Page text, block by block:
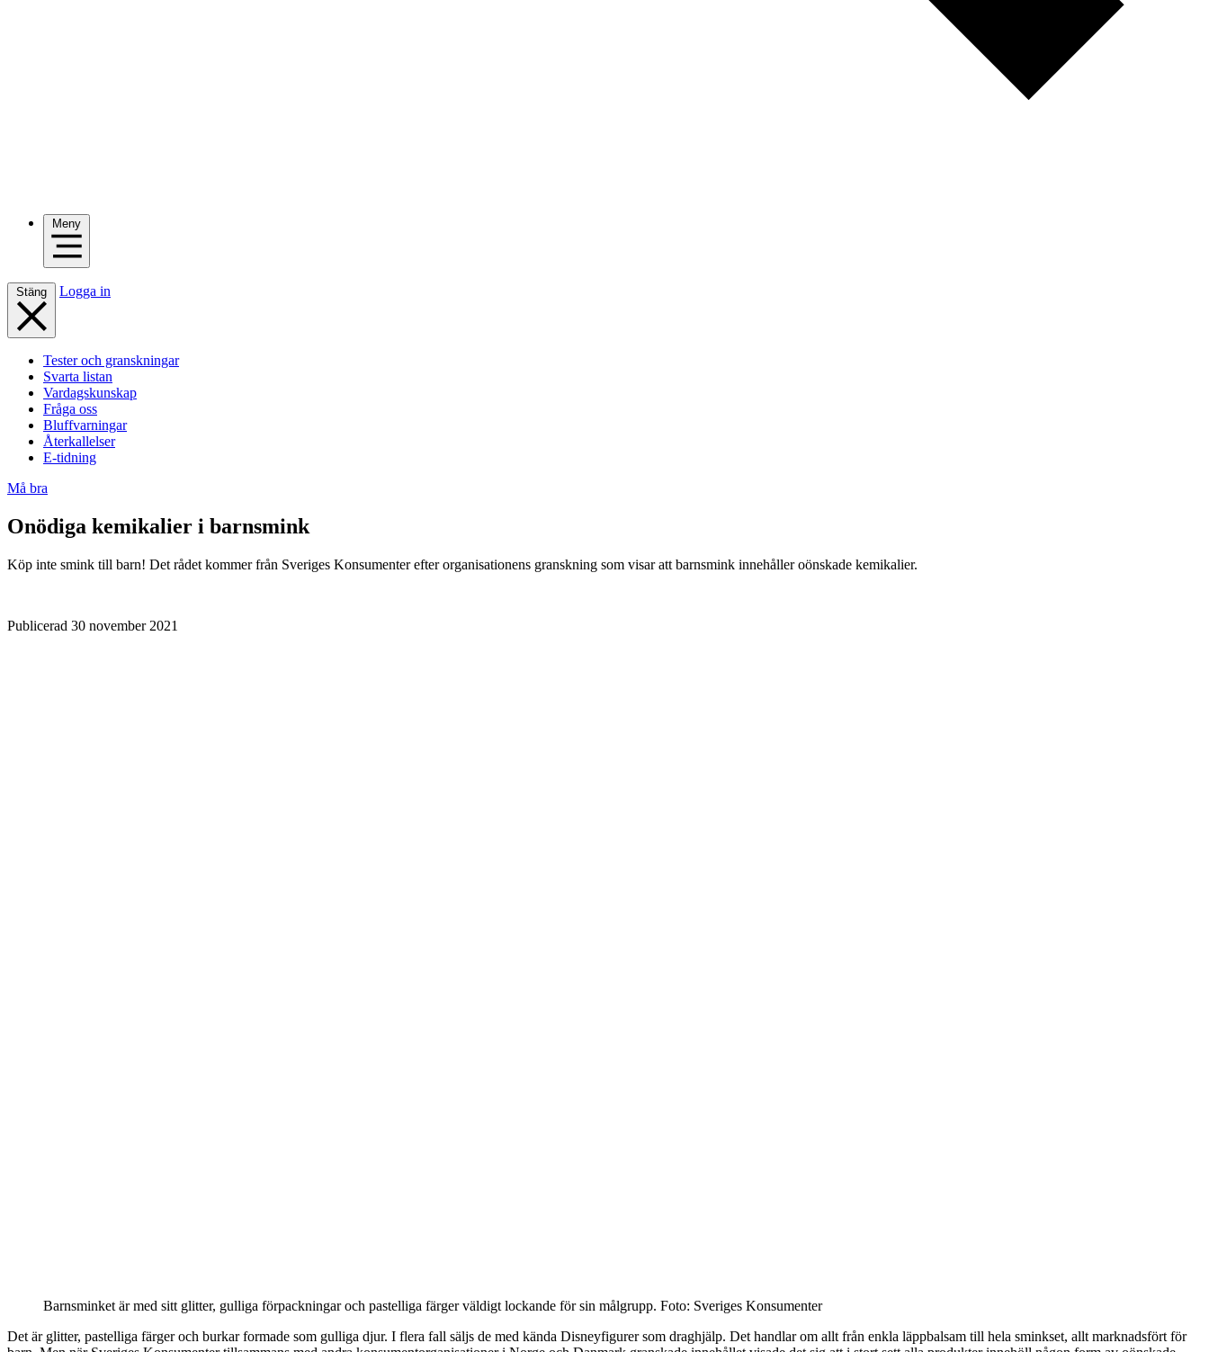
Meny
Stäng Logga in
Tester och granskningar
Svarta listan
Vardagskunskap
Fråga oss
Bluffvarningar
Återkallelser
E-tidning
Må bra
Onödiga kemikalier i barnsmink
Köp inte smink till barn! Det rådet kommer från Sveriges Konsumenter efter organisationens granskning som visar att barnsmink innehåller oönskade kemikalier.
Publicerad 30 november 2021
Barnsminket är med sitt glitter, gulliga förpackningar och pastelliga färger väldigt lockande för sin målgrupp. Foto: Sveriges Konsumenter
Det är glitter, pastelliga färger och burkar formade som gulliga djur. I flera fall säljs de med kända Disneyfigurer som draghjälp. Det handlar om allt från enkla läppbalsam till hela sminkset, allt marknadsfört för